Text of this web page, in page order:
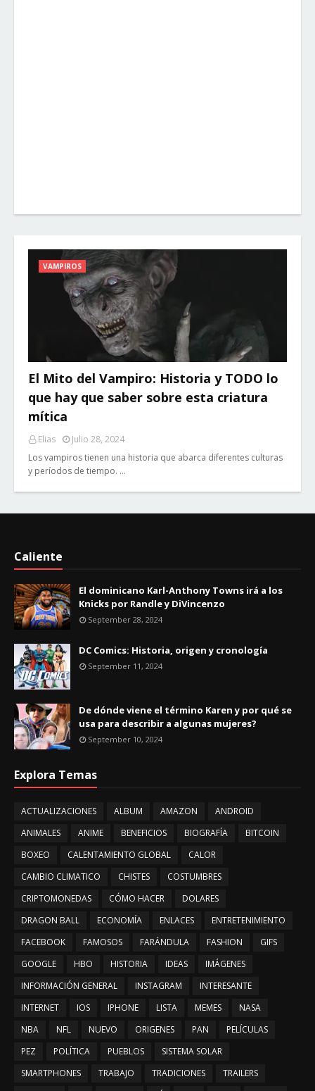
VAMPIROS
El Mito del Vampiro: Historia y TODO lo
que hay que saber sobre esta criatura
mítica
Elias
Julio 28, 2024
Los vampiros tienen una historia que abarca diferentes culturas
y períodos de tiempo. …
Caliente
El dominicano Karl-Anthony Towns irá a los
Knicks por Randle y DiVincenzo
September 28, 2024
DC Comics: Historia, origen y cronología
September 11, 2024
De dónde viene el término Karen y por qué se
usa para describir a algunas mujeres?
September 10, 2024
Explora Temas
ACTUALIZACIONES ALBUM AMAZON
ANDROID
ANIMALES
ANIME BENEFICIOS BIOGRAFÍA
BITCOIN
BOXEO
CALENTAMIENTO GLOBAL
CALOR
CAMBIO CLIMATICO
CHISTES
COSTUMBRES
CRIPTOMONEDAS
CÓMO HACER
DOLARES
DRAGON BALL
ECONOMÍA ENLACES
ENTRETENIMIENTO
FACEBOOK
FAMOSOS FARÁNDULA FASHION
GIFS
GOOGLE
HBO HISTORIA IDEAS
IMÁGENES
INFORMACIÓN GENERAL
INSTAGRAM
INTERESANTE
INTERNET
IOS IPHONE LISTA MEMES
NASA
NBA
NFL NUEVO ORIGENES PAN
PELÍCULAS
PEZ
POLÍTICA PUEBLOS
SISTEMA SOLAR
SMARTPHONES
TRABAJO TRADICIONES
TRAILERS